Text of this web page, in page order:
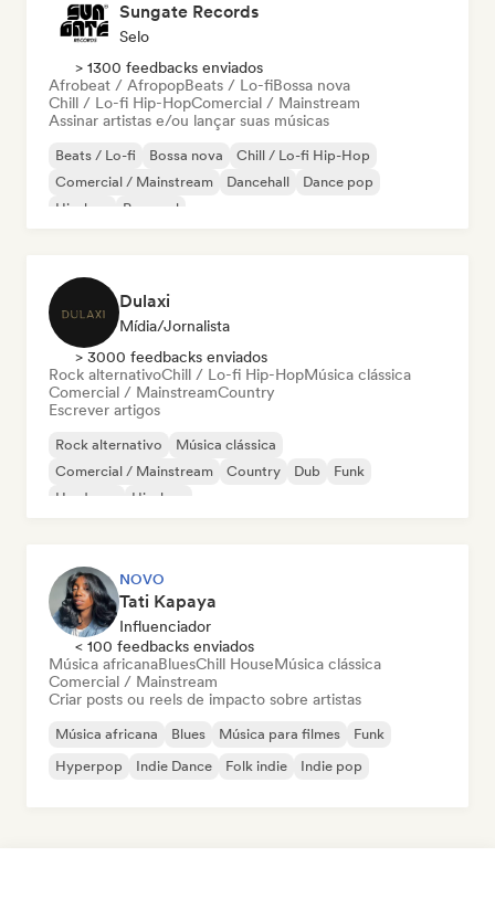
Sungate Records
Selo
> 1300 feedbacks enviados
Afrobeat / AfropopBeats / Lo-fiBossa nova
Chill / Lo-fi Hip-HopComercial / Mainstream
Assinar artistas e/ou lançar suas músicas
Beats / Lo-fi Bossa nova
Chill / Lo-fi Hip-Hop
Comercial / Mainstream
Dancehall
Dance pop
Hip-hop
Pop soul
Dulaxi
Mídia/Jornalista
> 3000 feedbacks enviados
Rock alternativoChill / Lo-fi Hip-HopMúsica clássica
Comercial / MainstreamCountry
Escrever artigos
Rock alternativo
Música clássica
Comercial / Mainstream
Country Dub
Funk
Hardcore
Hip-hop
NOVO
Tati Kapaya
Influenciador
< 100 feedbacks enviados
Música africanaBluesChill HouseMúsica clássica
Comercial / Mainstream
Criar posts ou reels de impacto sobre artistas
Música africana Blues Música para filmes
Funk
Hyperpop
Indie Dance Folk indie Indie pop